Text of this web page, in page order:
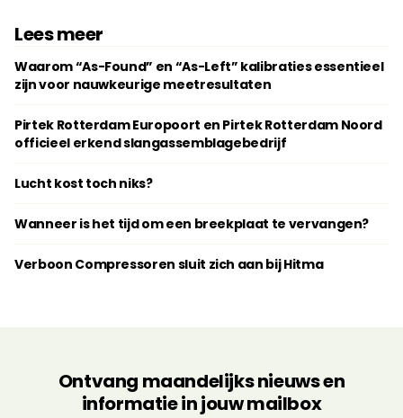
Lees meer
Waarom “As-Found” en “As-Left” kalibraties essentieel
zijn voor nauwkeurige meetresultaten
Pirtek Rotterdam Europoort en Pirtek Rotterdam Noord
officieel erkend slangassemblagebedrijf
Lucht kost toch niks?
Wanneer is het tijd om een breekplaat te vervangen?
Verboon Compressoren sluit zich aan bij Hitma
Ontvang maandelijks nieuws en
informatie in jouw mailbox